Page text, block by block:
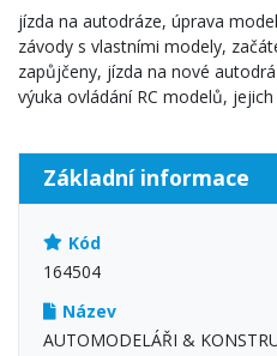
jízda na autodráze, úprava
závody s vlastními modely,
zapůjčeny, jízda na nové
výuka ovládání RC modelů,
Základní informace
Kód
164504
Název
AUTOMODELÁŘI &